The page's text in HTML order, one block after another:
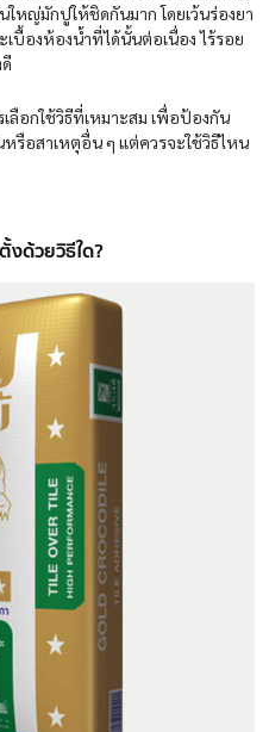
หญ่มักปูให้ชิดกันมาก โดยเว้นร่องยา
บื้องห้องน้ำที่ได้นั้นต่อเนื่อง ไร้รอย
ลือกใช้วิธีที่เหมาะสม เพื่อป้องกัน
อสาเหตุอื่น ๆ แต่ควรจะใช้วิธีไหน
ด้วยวิธีใด?